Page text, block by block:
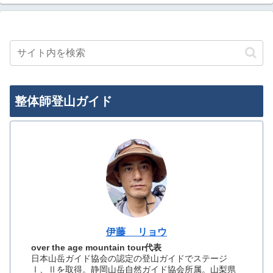
整体師登山ガイド
伊藤 リョウ
over the age mountain tour代表
日本山岳ガイド協会の認定の登山ガイドでステージ
Ⅰ、Ⅱを取得。静岡山岳自然ガイド協会所属。山梨県